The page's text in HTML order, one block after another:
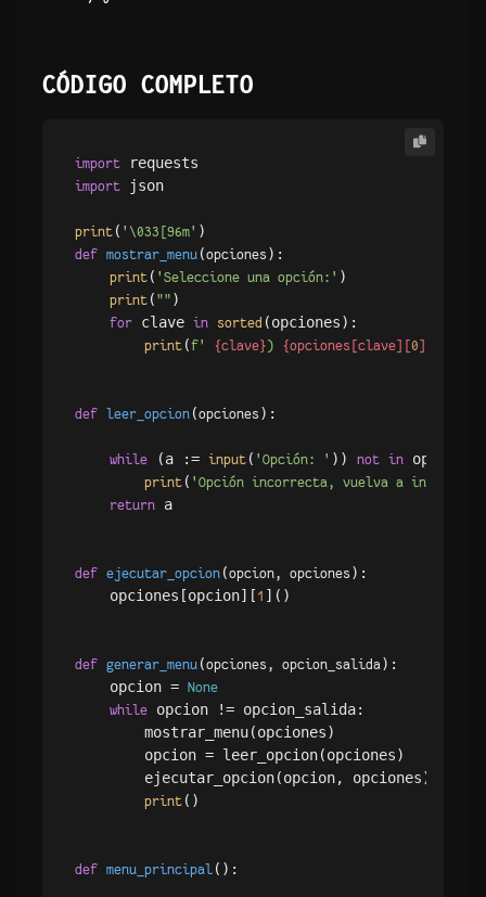
CÓDIGO COMPLETO
import
import json
print ( '\033[96m'
def mostrar_menu (opciones ):
print ( 'Seleccione una opción:' )
print ( "" )
for clave in sorted (opciones):
print (f' {clave}) {opciones[clave][0]}
def leer_opcion (opciones ):
while (a := input ( 'Opción: ' )) not in
print ( 'Opción incorrecta, vuelva a
return a
def ejecutar_opcion (opcion, opciones ):
    opciones[opcion][
1 ]()
def generar_menu (opciones, opcion_salida ):
    opcion =
None
while opcion != opcion_salida:
        mostrar_menu(opciones)
        opcion = leer_opcion(opciones)
        ejecutar_opcion(opcion, opciones)
print ()
def menu_principal ():